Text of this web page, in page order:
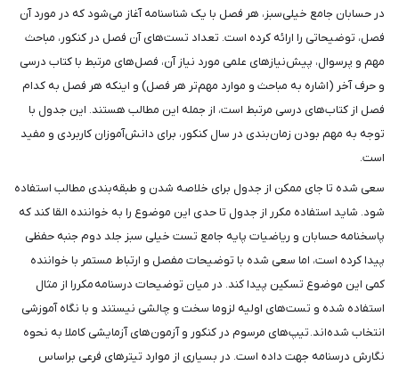
در حسابان جامع خیلی‌سبز، هر فصل با یک شناسنامه آغاز می‌شود که در مورد آن
فصل، توضیحاتی را ارائه کرده است. تعداد تست‌های آن فصل در کنکور، مباحث
مهم و پرسوال، پیش‌نیازهای علمی مورد نیاز آن، فصل‌های مرتبط با کتاب درسی
و حرف آخر (اشاره به مباحث و موارد مهم‌تر هر فصل) و اینکه هر فصل به کدام
فصل از کتاب‌های درسی مرتبط است، از جمله این مطالب هستند. این جدول با
توجه به مهم بودن زمان‌بندی در سال کنکور، برای دانش‌آموزان کاربردی و مفید
است.
سعی شده تا جای ممکن از جدول برای خلاصه شدن و طبقه‌بندی مطالب استفاده
شود. شاید استفاده مکرر از جدول تا حدی این موضوع را به خواننده القا کند که
پاسخنامه حسابان و ریاضیات پایه جامع تست خیلی سبز جلد دوم جنبه حفظی
پیدا کرده است، اما سعی شده با توضیحات مفصل و ارتباط مستمر با خواننده
کمی این موضوع تسکین پیدا کند. در میان توضیحات درسنامه مکررا از مثال
استفاده شده و تست‌های اولیه لزوما سخت و چالشی نیستند و با نگاه آموزشی
انتخاب شده‌اند. تیپ‌های مرسوم در کنکور و آزمون‌های آزمایشی کاملا به نحوه
نگارش درسنامه جهت داده است. در بسیاری از موارد تیترهای فرعی براساس